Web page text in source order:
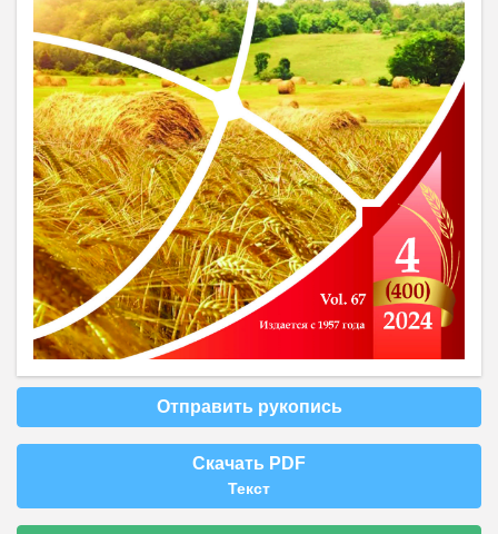
Отправить рукопись
Скачать PDF
Текст